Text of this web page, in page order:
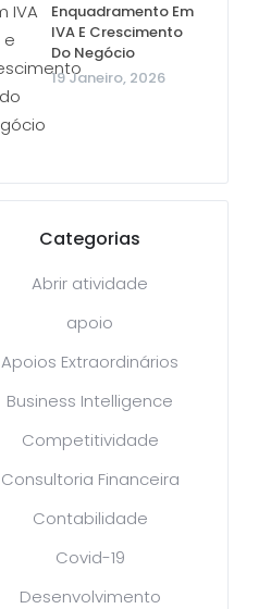
Enquadramento Em
IVA E Crescimento
Do Negócio
19 Janeiro, 2026
Categorias
Abrir atividade
apoio
Apoios Extraordinários
Business Intelligence
Competitividade
Consultoria Financeira
Contabilidade
Covid-19
Desenvolvimento